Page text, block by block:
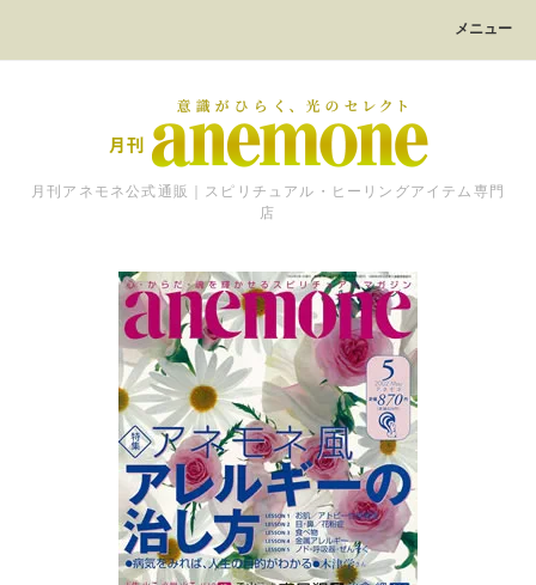
メニュー
月刊アネモネ公式通販｜スピリチュアル・ヒーリングアイテム専門
店